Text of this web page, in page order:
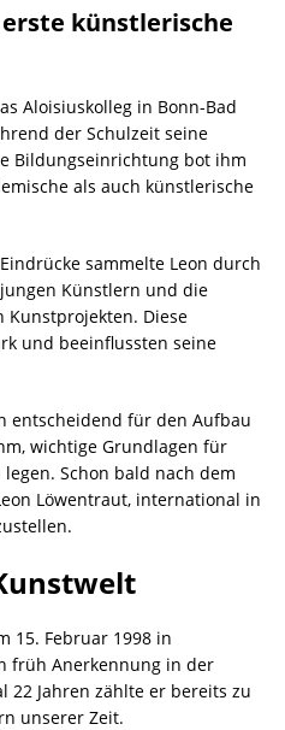
künstlerische
Aloisiuskolleg in Bonn-Bad
der Schulzeit seine
Bildungseinrichtung bot ihm
als auch künstlerische
sammelte Leon durch
Künstlern und die
Kunstprojekten. Diese
und beeinflussten seine
entscheidend für den Aufbau
wichtige Grundlagen für
Schon bald nach dem
Löwentraut, international in
15. Februar 1998 in
früh Anerkennung in der
22 Jahren zählte er bereits zu
unserer Zeit.